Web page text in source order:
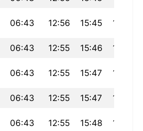
06:43 12:56 15:45 19:08
06:43 12:55 15:46 19:08
06:43 12:55 15:47 19:07
06:43 12:55 15:47 19:07
06:43 12:55 15:48 19:06